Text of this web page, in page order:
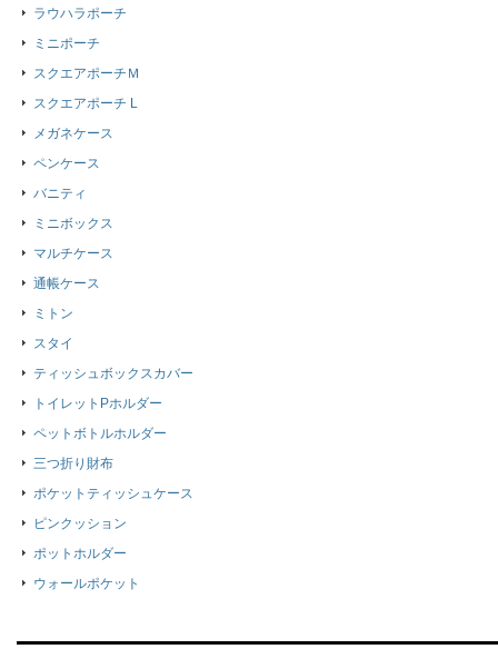
ラウハラポーチ
ミニポーチ
スクエアポーチＭ
スクエアポーチ L
メガネケース
ペンケース
バニティ
ミニボックス
マルチケース
通帳ケース
ミトン
スタイ
ティッシュボックスカバー
トイレットPホルダー
ペットボトルホルダー
三つ折り財布
ポケットティッシュケース
ピンクッション
ポットホルダー
ウォールポケット